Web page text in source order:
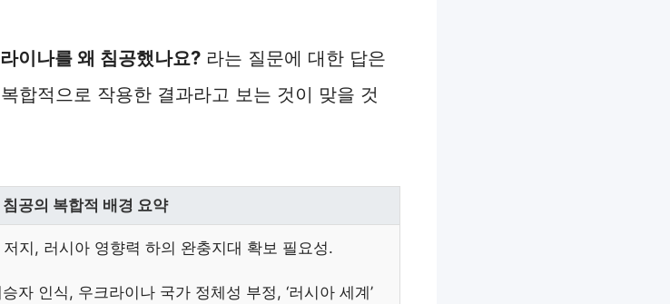
이나를 왜 침공했나요? 라는 질문에 대한 답은
합적으로 작용한 결과라고 보는 것이 맞을 것
공의 복합적 배경 요약
지, 러시아 영향력 하의 완충지대 확보 필요성.
자 인식, 우크라이나 국가 정체성 부정, ‘러시아 세계’